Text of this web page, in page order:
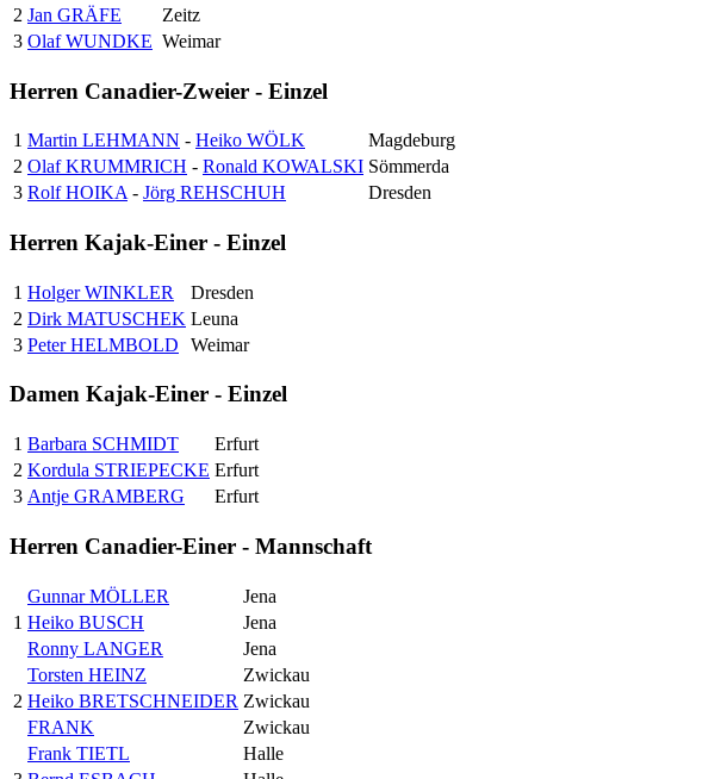
2 Jan GRÄFE
Zeitz
3 Olaf WUNDKE Weimar
Herren Canadier-Zweier - Einzel
1 Martin LEHMANN - Heiko WÖLK
Magdeburg
2 Olaf KRUMMRICH - Ronald KOWALSKI Sömmerda
3 Rolf HOIKA - Jörg REHSCHUH Dresden
Herren Kajak-Einer - Einzel
1 Holger WINKLER
Dresden
2 Dirk MATUSCHEK Leuna
3 Peter HELMBOLD Weimar
Damen Kajak-Einer - Einzel
1 Barbara SCHMIDT
Erfurt
2 Kordula STRIEPECKE Erfurt
3 Antje GRAMBERG Erfurt
Herren Canadier-Einer - Mannschaft
1
Gunnar MÖLLER
Jena
Heiko BUSCH
Jena
Ronny LANGER
Jena
2
Torsten HEINZ
Zwickau
Heiko BRETSCHNEIDER Zwickau
FRANK
Zwickau
Frank TIETL
Halle